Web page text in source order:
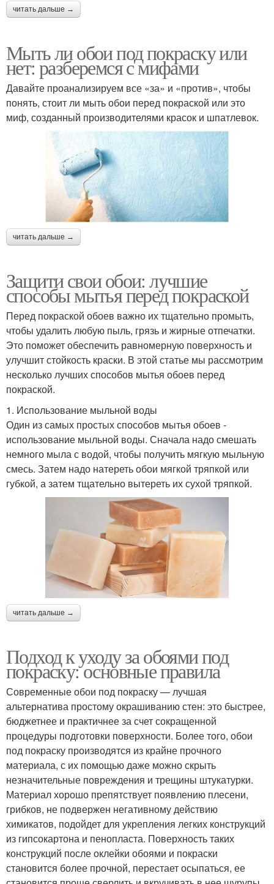
читать дальше →
Мыть ли обои под покраску или
нет: разберемся с мифами
Давайте проанализируем все «за» и «против», чтобы
понять, стоит ли мыть обои перед покраской или это
миф, созданный производителями красок и шпатлевок.
читать дальше →
Защити свои обои: лучшие
способы мытья перед покраской
Перед покраской обоев важно их тщательно промыть,
чтобы удалить любую пыль, грязь и жирные отпечатки.
Это поможет обеспечить равномерную поверхность и
улучшит стойкость краски. В этой статье мы рассмотрим
несколько лучших способов мытья обоев перед
покраской.
1. Использование мыльной воды
Один из самых простых способов мытья обоев -
использование мыльной воды. Сначала надо смешать
немного мыла с водой, чтобы получить мягкую мыльную
смесь. Затем надо натереть обои мягкой тряпкой или
губкой, а затем тщательно вытереть их сухой тряпкой.
читать дальше →
Подход к уходу за обоями под
покраску: основные правила
Современные обои под покраску — лучшая
альтернатива простому окрашиванию стен: это быстрее,
бюджетнее и практичнее за счет сокращенной
процедуры подготовки поверхности. Более того, обои
под покраску производятся из крайне прочного
материала, с их помощью даже можно скрыть
незначительные повреждения и трещины штукатурки.
Материал хорошо препятствует появлению плесени,
грибков, не подвержен негативному действию
химикатов, подойдет для укрепления легких конструкций
из гипсокартона и пенопласта. Поверхность таких
конструкций после оклейки обоями и покраски
становится более прочной, перестает осыпаться, ее